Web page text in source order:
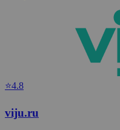
⭐4.8
viju.ru